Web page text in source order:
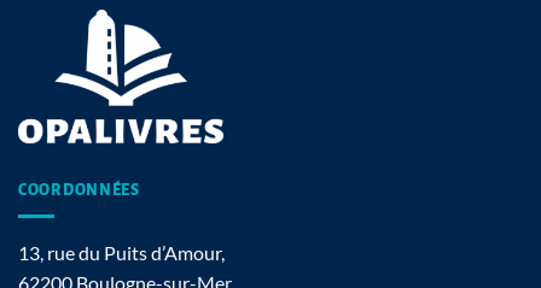
COORDONNÉES
13, rue du Puits d’Amour,
62200 Boulogne-sur-Mer